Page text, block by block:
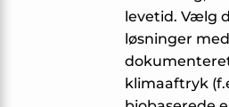
levetid. Vælg
løsninger med
klimaaftryk